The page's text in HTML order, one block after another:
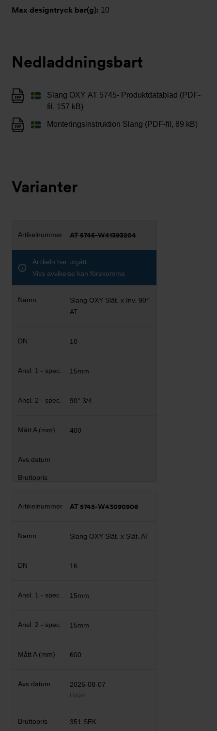
Max designtryck bar(g): 10
Nedladdningsbart
Slang OXY AT 5745- Produktdatablad (PDF-
fil, 157 kB)
Monteringsinstruktion Slang (PDF-fil, 89 kB)
Varianter
AT 5745-W41393204
Artikeln har utgått
Viss avvikelse kan förekomma
Slang OXY Slät. x Inv. 90°
AT
10
15mm
90° 3/4
400
AT 5745-W43090906
Slang OXY Slät. x Slät. AT
16
15mm
15mm
600
2026-08-07
I lager
351 SEK